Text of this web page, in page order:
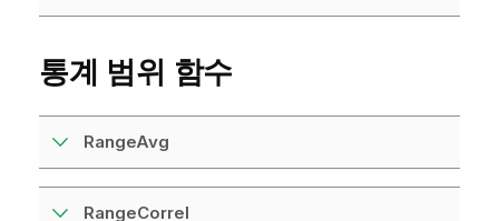
통계 범위 함수
RangeAvg
RangeCorrel